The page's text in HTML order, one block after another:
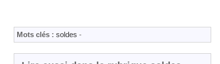
Mots clés : soldes -